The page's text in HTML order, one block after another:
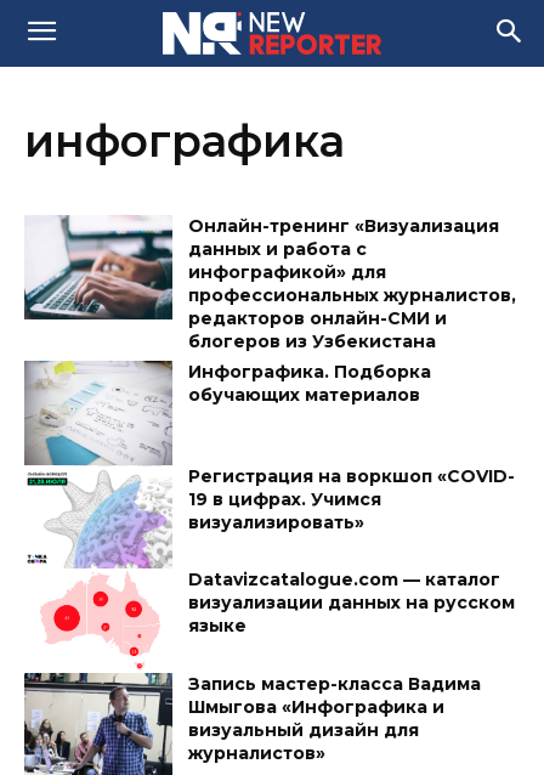
инфографика
Онлайн-тренинг «Визуализация
данных и работа с
инфографикой» для
профессиональных журналистов,
редакторов онлайн-СМИ и
блогеров из Узбекистана
Инфографика. Подборка
обучающих материалов
Регистрация на воркшоп «COVID-
19 в цифрах. Учимся
визуализировать»
Datavizcatalogue.com — каталог
визуализации данных на русском
языке
Запись мастер-класса Вадима
Шмыгова «Инфографика и
визуальный дизайн для
журналистов»